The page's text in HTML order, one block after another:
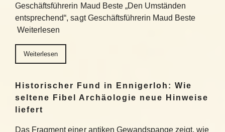
Geschäftsführerin Maud Beste „Den Umständen
entsprechend“, sagt Geschäftsführerin Maud Beste
Weiterlesen
Weiterlesen
Historischer Fund in Ennigerloh: Wie
seltene Fibel Archäologie neue Hinweise
liefert
Das Fragment einer antiken Gewandspange zeigt, wie